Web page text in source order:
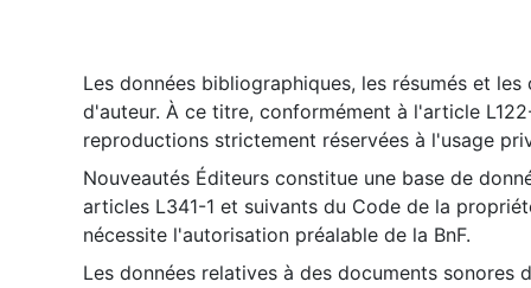
Les données bibliographiques, les résumés et
d'auteur. À ce titre, conformément à l'article
reproductions strictement réservées à l'usage
Nouveautés Éditeurs constitue une base de
articles L341-1 et suivants du Code de la
nécessite l'autorisation préalable de la BnF.
Les données relatives à des documents sonores